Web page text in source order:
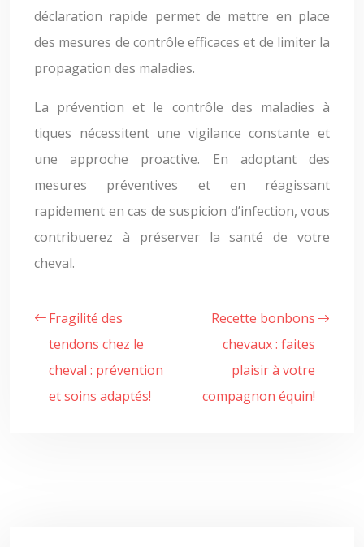
déclaration rapide permet de mettre en place
des mesures de contrôle efficaces et de limiter la
propagation des maladies.
La prévention et le contrôle des maladies à
tiques nécessitent une vigilance constante et
une approche proactive. En adoptant des
mesures préventives et en réagissant
rapidement en cas de suspicion d’infection, vous
contribuerez à préserver la santé de votre
cheval.
Fragilité des
tendons chez le
cheval : prévention
et soins adaptés!
Recette bonbons
chevaux : faites
plaisir à votre
compagnon équin!